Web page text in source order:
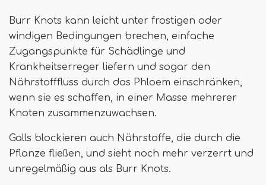
Burr Knots kann leicht unter frostigen oder
windigen Bedingungen brechen, einfache
Zugangspunkte für Schädlinge und
Krankheitserreger liefern und sogar den
Nährstofffluss durch das Phloem einschränken,
wenn sie es schaffen, in einer Masse mehrerer
Knoten zusammenzuwachsen.
Galls blockieren auch Nährstoffe, die durch die
Pflanze fließen, und sieht noch mehr verzerrt und
unregelmäßig aus als Burr Knots.